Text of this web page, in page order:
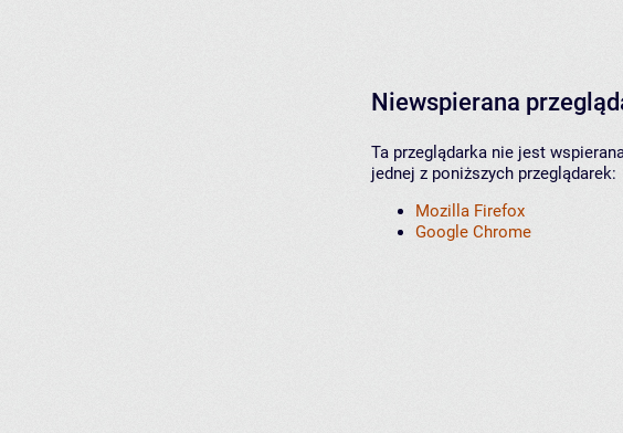
Niewspierana
Ta przeglądarka nie jest
jednej z poniższych przeglądarek:
Mozilla Firefox
Google Chrome